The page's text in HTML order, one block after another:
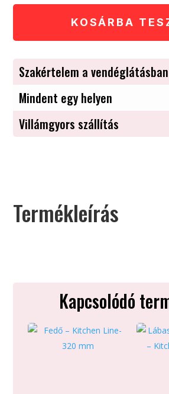
Mini
mennyiség
KOSÁRBA
Szakértelem a vendéglátásban
Mindent egy helyen
Villámgyors szállítás
Termékleírás
Kapcsolódó